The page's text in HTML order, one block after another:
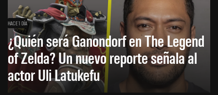
HACE 1 DÍA
¿Quién será Ganondorf en The Legend
of Zelda? Un nuevo reporte señala al
actor Uli Latukefu